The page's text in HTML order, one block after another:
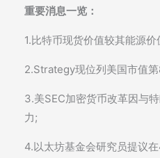
重要消息一览：
1.比特币现货价值较其能源
2.Strategy现位列美国市值
3.美SEC加密货币改革因与
力;
4.以太坊基金会研究员提议